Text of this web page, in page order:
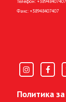
Телефон: +38948407407
Факс: +38948407407
Политика